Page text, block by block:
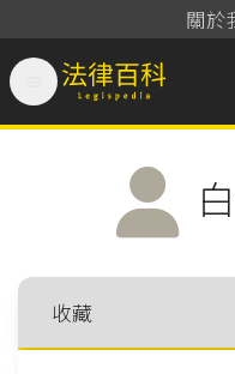
關於
法律百科 Legispedia